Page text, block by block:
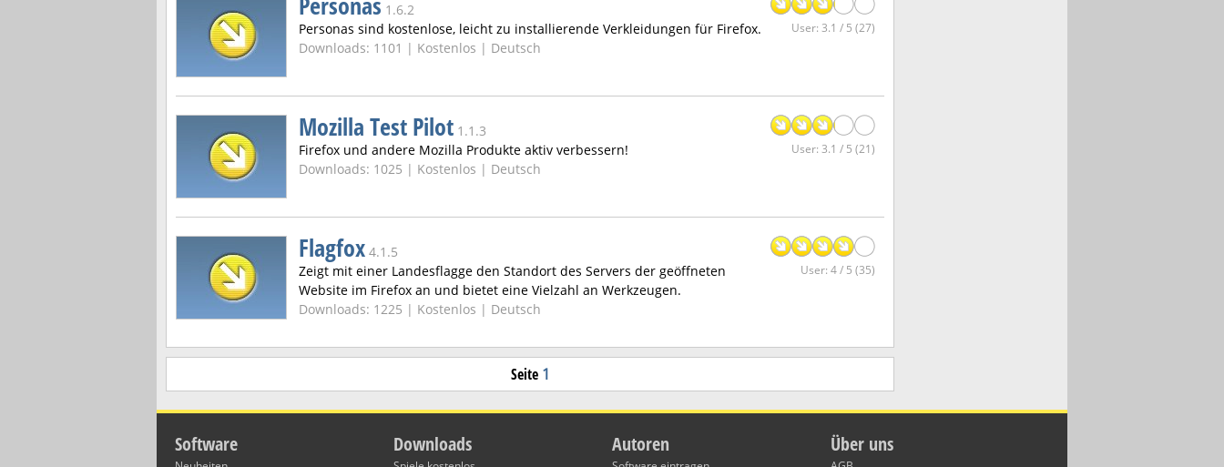
1.6.2
Personas sind kostenlose, leicht zu installierende Verkleidungen für Firefox.
Downloads: 1101 | Kostenlos | Deutsch
User: 3.1 / 5 (27)
Mozilla Test Pilot 1.1.3
Firefox und andere Mozilla Produkte aktiv verbessern!
Downloads: 1025 | Kostenlos | Deutsch
User: 3.1 / 5 (21)
Flagfox 4.1.5
Zeigt mit einer Landesflagge den Standort des Servers der geöffneten
Website im Firefox an und bietet eine Vielzahl an Werkzeugen.
Downloads: 1225 | Kostenlos | Deutsch
User: 4 / 5 (35)
Seite 1
Software Downloads Autoren Über uns